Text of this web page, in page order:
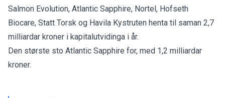
Salmon Evolution, Atlantic Sapphire, Nortel, Hofseth
Biocare, Statt Torsk og Havila Kystruten henta til saman 2,7
milliardar kroner i kapitalutvidinga i år.
Den største sto Atlantic Sapphire for, med 1,2 milliardar
kroner.